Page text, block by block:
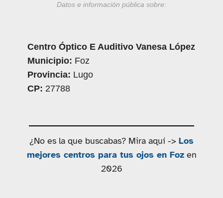
Datos e información pública sobre:
Centro Óptico E Auditivo Vanesa López
Municipio: Foz
Provincia: Lugo
CP: 27788
¿No es la que buscabas? Mira aquí -> Los
mejores centros para tus ojos en Fozen
2026